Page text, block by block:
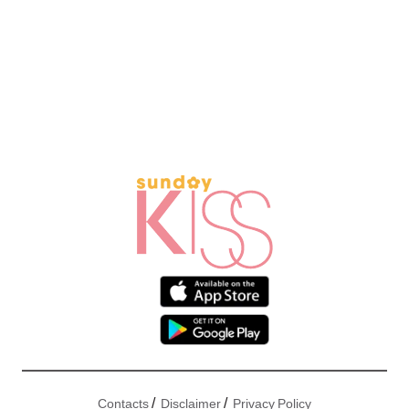
Contacts/ Disclaimer/ Privacy Policy